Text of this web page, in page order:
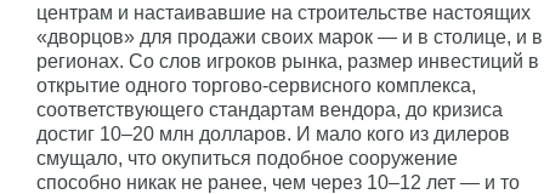
центрам и настаивавшие на строительстве настоящих
«дворцов» для продажи своих марок — и в столице, и в
регионах. Со слов игроков рынка, размер инвестиций в
открытие одного торгово-сервисного комплекса,
соответствующего стандартам вендора, до кризиса
достиг 10–20 млн долларов. И мало кого из дилеров
смущало, что окупиться подобное сооружение
способно никак не ранее, чем через 10–12 лет — и то